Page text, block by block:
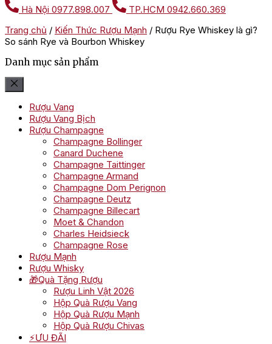
Hà Nội 0977.898.007 TP.HCM 0942.660.369
Trang chủ / Kiến Thức Rượu Mạnh / Rượu Rye Whiskey là gì?
So sánh Rye và Bourbon Whiskey
Danh mục sản phẩm
Rượu Vang
Rượu Vang Bịch
Rượu Champagne
Champagne Bollinger
Canard Duchene
Champagne Taittinger
Champagne Armand
Champagne Dom Perignon
Champagne Deutz
Champagne Billecart
Moet & Chandon
Charles Heidsieck
Champagne Rose
Rượu Mạnh
Rượu Whisky
🎁Quà Tặng Rượu
Rượu Linh Vật 2026
Hộp Quà Rượu Vang
Hộp Quà Rượu Mạnh
Hộp Quà Rượu Chivas
⚡ƯU ĐÃI